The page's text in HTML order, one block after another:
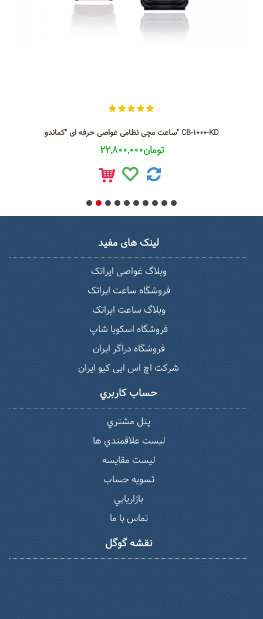
ساعت مچی نظامی غواصی حرفه ای "کماندو" CB-1000-KD
22,800,000تومان
لینک های مفید
وبلاگ غواصی ایراتک
فروشگاه ساعت ایراتک
وبلاگ ساعت ایراتک
فروشگاه اسکوبا شاپ
فروشگاه دراگر ایران
شرکت اچ اس ایی کیو ایران
حساب كاربري
پنل مشتري
ليست علاقمندي ها
لیست مقایسه
تسويه حساب
بازاريابي
تماس با ما
نقشه گوگل